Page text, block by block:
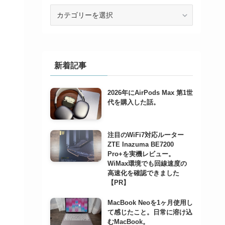
で
記
事
を
検
索
新着記事
2026年にAirPods Max 第1世
代を購入した話。
注目のWiFi7対応ルーター
ZTE Inazuma BE7200
Pro+を実機レビュー。
WiMax環境でも回線速度の
高速化を確認できました
【PR】
MacBook Neoを1ヶ月使用し
て感じたこと。日常に溶け込
むMacBook。